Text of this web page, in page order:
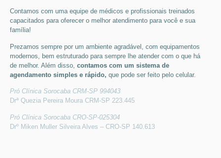
Contamos com uma equipe de médicos e profissionais treinados
capacitados para oferecer o melhor atendimento para você e sua
família!
Prezamos sempre por um ambiente agradável, com equipamentos
modernos, bem estruturado para sempre lhe atender com o que há
de melhor. Além disso, contamos com um sistema de
agendamento simples e rápido, que pode ser feito pelo celular.
Pró Clínica Sorocaba CRM-SP 994043
Drª Quezia Pereira Moura CRM-SP 223.445
Pró Clínica Sorocaba CRO-SP-025304
Drº Miken Muller Silveira Alves – CRO-SP 140.613